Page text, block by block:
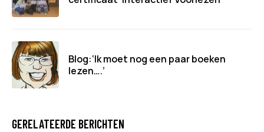
Blog:‘Ik moet nog een paar boeken
lezen….’
GERELATEERDE BERICHTEN